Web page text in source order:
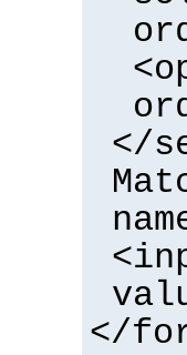
</
</